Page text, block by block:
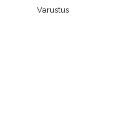
Varustus